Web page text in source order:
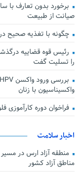
برخورد بدون تعارف با
صیانت از طبیعت
چگونه با تغذیه صحیح
رئیس قوه قضاییه
را تسلیت گفت
واکسیناسیون با زنان
فراخوان دوره
اخبار سلامت
منطقه آزاد ارس در
مناطق آزاد کشور